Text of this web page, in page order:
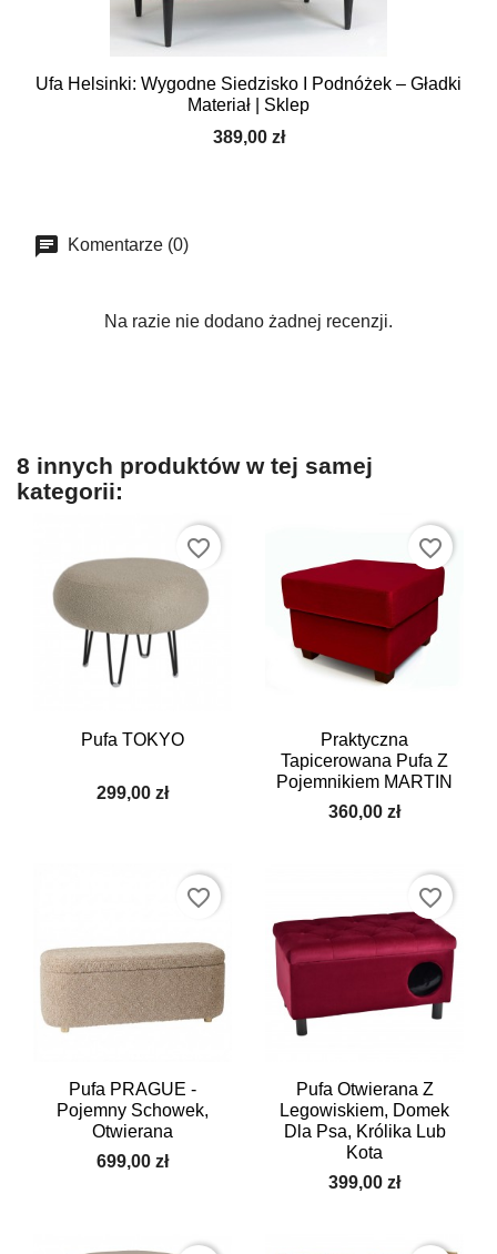
Ufa Helsinki: Wygodne Siedzisko I Podnóżek – Gładki
Materiał | Sklep
389,00 zł
Komentarze (0)
Na razie nie dodano żadnej recenzji.
8 innych produktów w tej samej
kategorii:
Pufa TOKYO
299,00 zł
favorite_border
Praktyczna
Tapicerowana Pufa Z
Pojemnikiem MARTIN
360,00 zł
favorite_border
Pufa PRAGUE -
Pojemny Schowek,
Otwierana
699,00 zł
favorite_border
Pufa Otwierana Z
Legowiskiem, Domek
Dla Psa, Królika Lub
Kota
399,00 zł
favorite_border